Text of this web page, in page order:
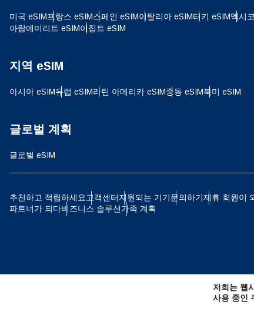
미국 eSIM프랑스 eSIM스페인 eSIM이탈리아 eSIM터키 eSIM멕시
아랍에미리트 eSIM이집트 eSIM
지역 eSIM
아시아 eSIM유럽 ​​eSIM라틴 아메리카 eSIM중동 eSIM북미 eSIM
글로벌 계획
글로벌 eSIM
추천하고 적립하세요고객센터지원되는 기기문의하기제휴 회원이
파트너가 되다비즈니스 솔루션가족 계획
저희는 웹
사용 중인